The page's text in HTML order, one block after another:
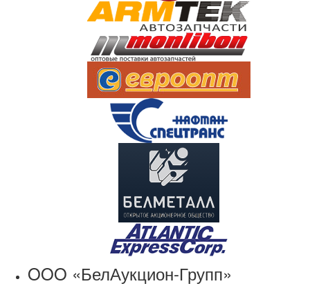
OOO «БелАукцион-Групп»